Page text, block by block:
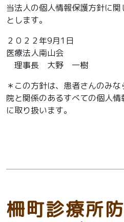
当法人の個人情報保護方針に
とします。
２０２２年9月1日
医療法人南山会
理事長 大野 一樹
＊この方針は、患者さんのみ
院と関係のあるすべての個人
に取り扱います。
柵町診療所